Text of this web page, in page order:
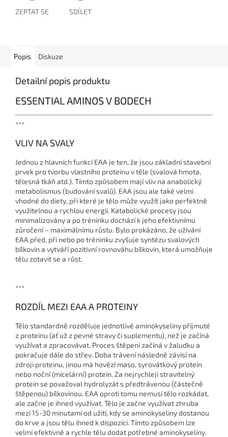
ZEPTAT SE SDÍLET
Popis Diskuze
Detailní popis produktu
ESSENTIAL AMINOS V BODECH
***
VLIV NA SVALY
Jednou z hlavních funkcí EAA je ten, že jsou základní stavební
prvek pro tvorbu vlastního proteinu v těle (svalová hmota,
tělesná tkáň atd.). Tímto způsobem mají vliv na anabolický
metabolismus (budování svalů). EAA jsou ale také velmi
vhodné do diety, při které je tělo může využít jako perfektně
využitelnou a rychlou energii. Katabolické procesy jsou
minimalizovány a po tréninku dochází k jeho efektivnímu
zůročení – maximálnímu růstu. Bylo prokázáno, že užívání
EAA před, při nebo po tréninku zvyšuje syntézu svalových
bílkovin a vytváří pozitivní rovnováhu bílkovin, která umožňuje
tělu zotavit se a růst.
***
ROZDÍL MEZI EAA A PROTEINY
Tělo standardně rozděluje jednotlivé aminokyseliny přijmuté
z proteinu (ať už z pevné stravy či suplementu), než je začíná
využívat a zpracovávat. Proces štěpení začíná v žaludku a
pokračuje dále do střev. Doba trávení následně závisí na
zdroji proteinu, jinou má hovězí maso, syrovátkový protein
nebo noční (micelární) protein. Za nejrychleji stravitelný
protein se považoval hydrolyzát s předtrávenou (částečně
štěpenou) bílkovinou. EAA oproti tomu nemusí tělo rozkádat,
ale začne je ihned využívat. Tělo je začne využívat zhruba
mezi 15-30 minutami od užití, kdy se aminokyseliny dostanou
do krve a jsou tělu ihned k dispozici. Tímto způsobem lze
velmi efektivně a rychle tělu dodat potřebné aminokyseliny.